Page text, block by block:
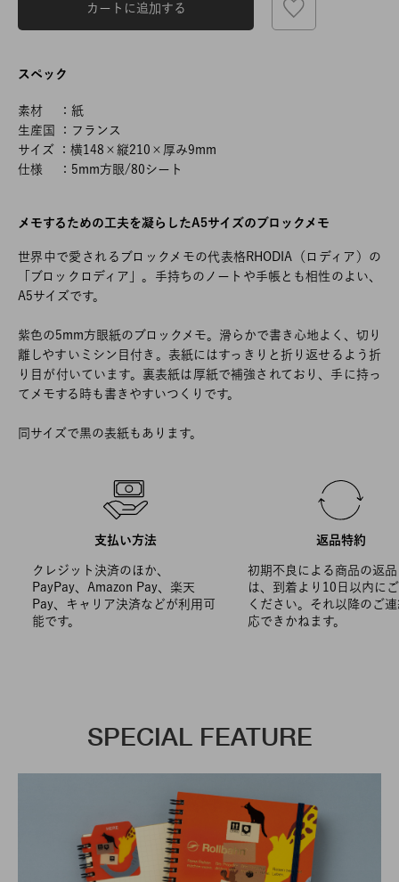
カートに追加する
スペック
素材 ：紙
生産国 ：フランス
サイズ ：横148×縦210×厚み9mm
仕様 ：5mm方眼/80シート
メモするための工夫を凝らしたA5サイズのブロックメモ
世界中で愛されるブロックメモの代表格RHODIA（ロディア）の
「ブロックロディア」。手持ちのノートや手帳とも相性のよい、
A5サイズです。
紫色の5mm方眼紙のブロックメモ。滑らかで書き心地よく、切り
離しやすいミシン目付き。表紙にはすっきりと折り返せるよう折
り目が付いています。裏表紙は厚紙で補強されており、手に持っ
てメモする時も書きやすいつくりです。
同サイズで黒の表紙もあります。
支払い方法
クレジット決済のほか、
PayPay、Amazon Pay、楽天
Pay、キャリア決済などが利用可
能です。
返品特約
初期不良による商品の返
は、到着より10日以内に
ください。それ以降のご
応できかねます。
SPECIAL FEATURE